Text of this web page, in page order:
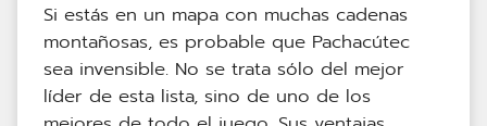
Si estás en un mapa con muchas cadenas
montañosas, es probable que Pachacútec
sea invensible. No se trata sólo del mejor
líder de esta lista, sino de uno de los